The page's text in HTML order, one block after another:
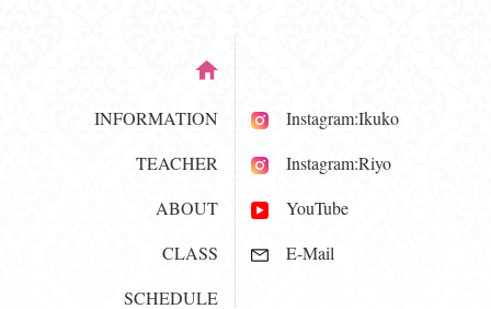
INFORMATION
TEACHER
ABOUT
CLASS
SCHEDULE
Instagram:Ikuko
Instagram:Riyo
YouTube
E-Mail